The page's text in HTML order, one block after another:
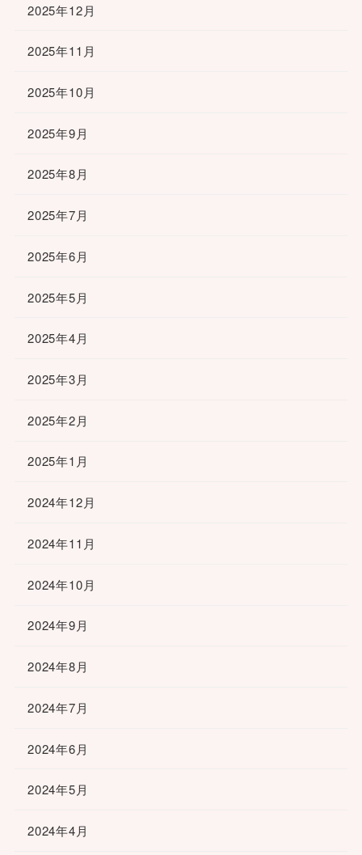
2025年12月
2025年11月
2025年10月
2025年9月
2025年8月
2025年7月
2025年6月
2025年5月
2025年4月
2025年3月
2025年2月
2025年1月
2024年12月
2024年11月
2024年10月
2024年9月
2024年8月
2024年7月
2024年6月
2024年5月
2024年4月